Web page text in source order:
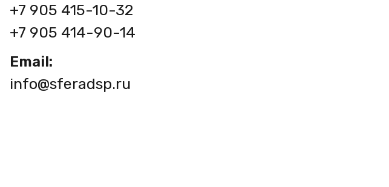
+7 905 415-10-32
+7 905 414-90-14
Email:
info@sferadsp.ru